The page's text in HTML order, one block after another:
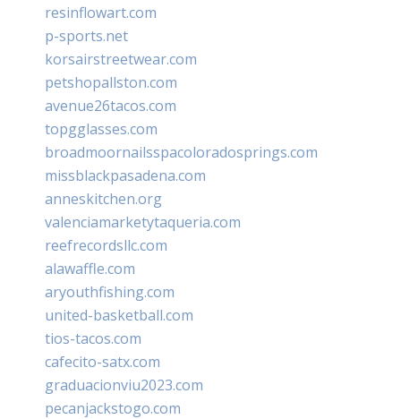
resinflowart.com
p-sports.net
korsairstreetwear.com
petshopallston.com
avenue26tacos.com
topgglasses.com
broadmoornailsspacoloradosprings.com
missblackpasadena.com
anneskitchen.org
valenciamarketytaqueria.com
reefrecordsllc.com
alawaffle.com
aryouthfishing.com
united-basketball.com
tios-tacos.com
cafecito-satx.com
graduacionviu2023.com
pecanjackstogo.com